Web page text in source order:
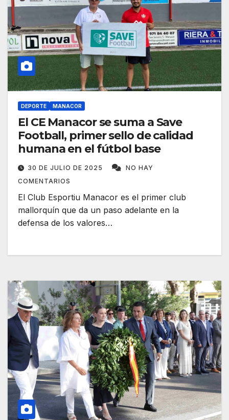
DEPORTE MANACOR
El CE Manacor se suma a Save
Football, primer sello de calidad
humana en el fútbol base
30 DE JULIO DE 2025
NO HAY
COMENTARIOS
El Club Esportiu Manacor es el primer club
mallorquín que da un paso adelante en la
defensa de los valores…